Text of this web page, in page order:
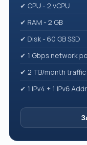
✔ CPU - 2 vCPU
✔ RAM - 2 GB
✔ Disk - 60 GB SSD
✔ 1 Gbps network
✔ 2 TB/month traffic
✔ 1 IPv4 + 1 IPv6